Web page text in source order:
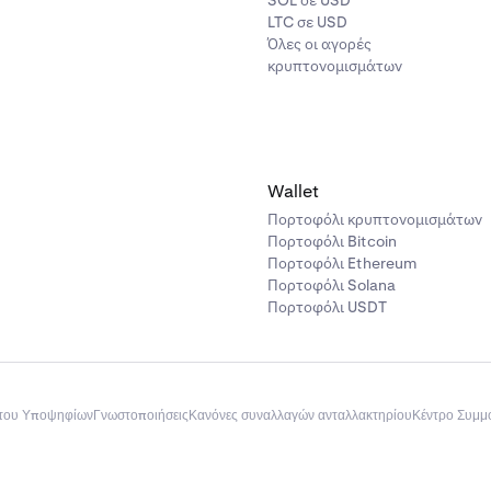
LTC σε USD
Όλες οι αγορές
κρυπτονομισμάτων
Wallet
Πορτοφόλι κρυπτονομισμάτων
Πορτοφόλι Bitcoin
Πορτοφόλι Ethereum
Πορτοφόλι Solana
Πορτοφόλι USDT
ΥποψηφίωνΓνωστοποιήσειςΚανόνες συναλλαγών ανταλλακτηρίουΚέντρο